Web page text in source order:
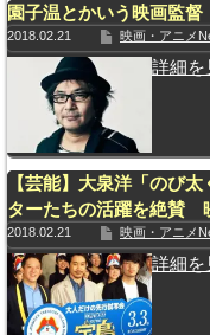
園子温とかいう映画監督
2018.02.21 映画・アニメ
詳細を
【芸能】大泉洋「のび
ターたちの活躍を絶賛
2018.02.21 映画・アニメ
詳細を